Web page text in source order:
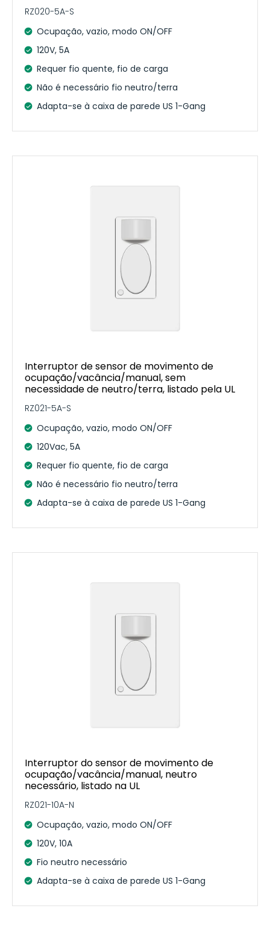
RZ020-5A-S
Ocupação, vazio, modo ON/OFF
120V, 5A
Requer fio quente, fio de carga
Não é necessário fio neutro/terra
Adapta-se à caixa de parede US 1-Gang
Interruptor de sensor de movimento de
ocupação/vacância/manual, sem
necessidade de neutro/terra, listado pela UL
RZ021-5A-S
Ocupação, vazio, modo ON/OFF
120Vac, 5A
Requer fio quente, fio de carga
Não é necessário fio neutro/terra
Adapta-se à caixa de parede US 1-Gang
Interruptor do sensor de movimento de
ocupação/vacância/manual, neutro
necessário, listado na UL
RZ021-10A-N
Ocupação, vazio, modo ON/OFF
120V, 10A
Fio neutro necessário
Adapta-se à caixa de parede US 1-Gang